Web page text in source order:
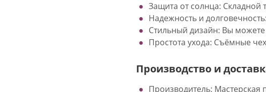
Защита от солнца: Складной
Надежность и
Стильный дизайн: Вы
Простота ухода: Съёмные
Производство и
Производитель: